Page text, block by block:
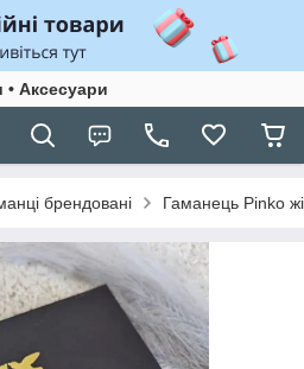
• Аксесуари
брендовані Гаманець Pinko